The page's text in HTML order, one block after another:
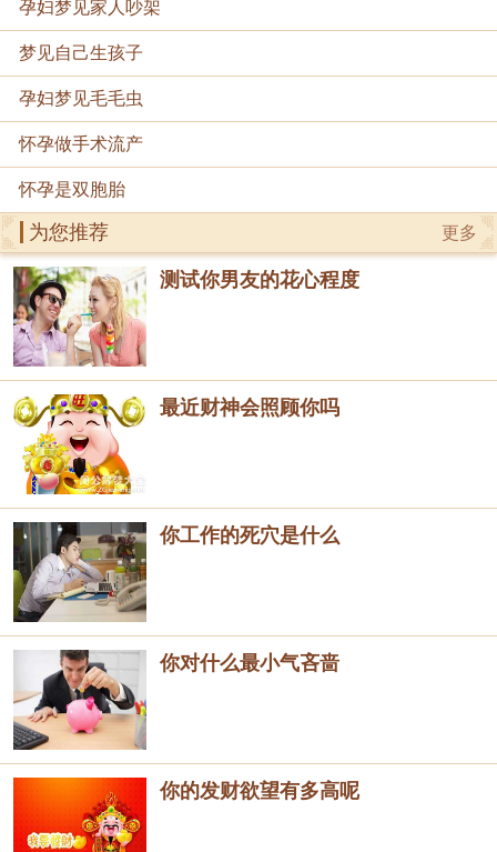
孕妇梦见家人吵架
梦见自己生孩子
孕妇梦见毛毛虫
怀孕做手术流产
怀孕是双胞胎
更多
为您推荐
测试你男友的花心程度
最近财神会照顾你吗
你工作的死穴是什么
你对什么最小气吝啬
你的发财欲望有多高呢